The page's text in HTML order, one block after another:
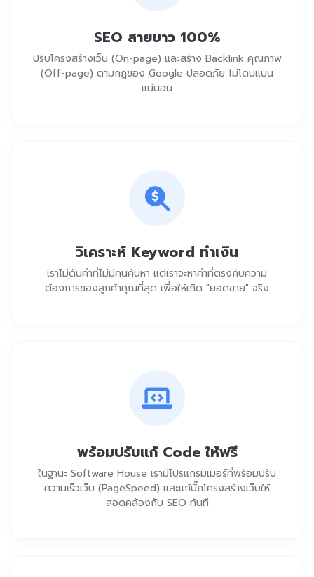
SEO สายขาว 100%
ปรับโครงสร้างเว็บ (On-page) และสร้าง Backlink คุณภาพ
(Off-page) ตามกฎของ Google ปลอดภัย ไม่โดนแบน
แน่นอน
วิเคราะห์ Keyword ทำเงิน
เราไม่ดันคำที่ไม่มีคนค้นหา แต่เราจะหาคำที่ตรงกับความ
ต้องการของลูกค้าคุณที่สุด เพื่อให้เกิด "ยอดขาย" จริง
พร้อมปรับแก้ Code ให้ฟรี
ในฐานะ Software House เรามีโปรแกรมเมอร์ที่พร้อมปรับ
ความเร็วเว็บ (PageSpeed) และแก้บั๊กโครงสร้างเว็บให้
สอดคล้องกับ SEO ทันที